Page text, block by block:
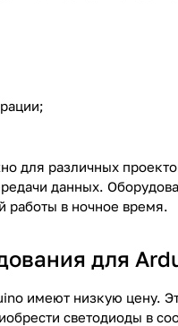
для различных
данных.
работы в ночное время.
для
имеют низкую цену.
светодиоды в